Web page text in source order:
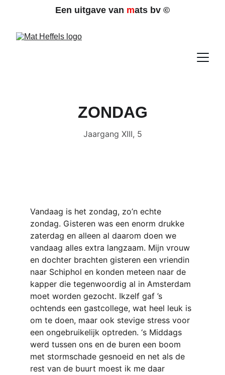
Een uitgave van mats bv ©
ZONDAG
Jaargang XIII, 5
Vandaag is het zondag, zo’n echte
zondag. Gisteren was een enorm drukke
zaterdag en alleen al daarom doen we
vandaag alles extra langzaam. Mijn vrouw
en dochter brachten gisteren een vriendin
naar Schiphol en konden meteen naar de
kapper die tegenwoordig al in Amsterdam
moet worden gezocht. Ikzelf gaf ’s
ochtends een gastcollege, wat heel leuk is
om te doen, maar ook stevige stress voor
een ongebruikelijk optreden. ‘s Middags
werd tussen ons en de buren een boom
met stormschade gesnoeid en net als de
rest van de buurt moest ik me daar